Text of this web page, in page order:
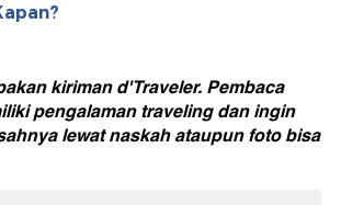
kiriman d'Traveler. Pembaca
pengalaman traveling dan ingin
lewat naskah ataupun foto bisa